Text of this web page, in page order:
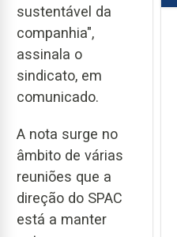
sustentável da
companhia",
assinala o
sindicato, em
comunicado.
A nota surge no
âmbito de várias
reuniões que a
direção do SPAC
está a manter